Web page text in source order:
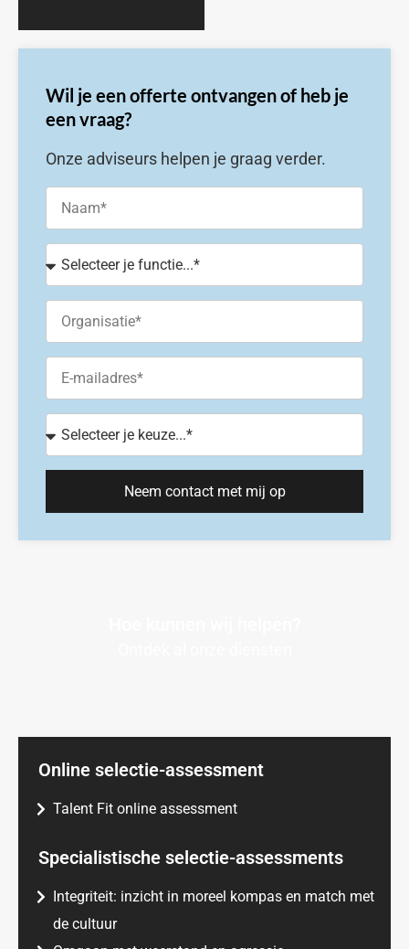
Wil je een offerte ontvangen of heb je
een vraag?
Onze adviseurs helpen je graag verder.
Neem contact met mij op
Online selectie-assessment
Talent Fit online assessment
Specialistische selectie-assessments
Integriteit: inzicht in moreel kompas en match met
de cultuur